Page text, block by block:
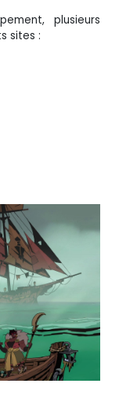
plusieurs
sites :